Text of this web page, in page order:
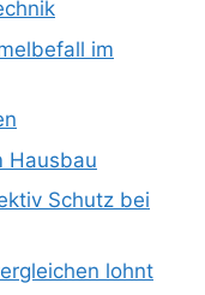
im
Hausbau
Schutz bei
lohnt